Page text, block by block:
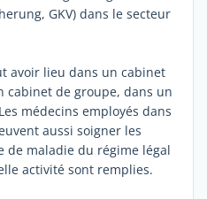
GKV) dans le secteur
avoir lieu dans un cabinet
cabinet de groupe, dans un
médecins employés dans
aussi soigner les
de maladie du régime légal
activité sont remplies.